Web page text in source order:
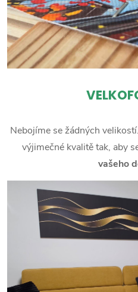
Nebojíme se žádných
výjimečné kvalitě tak, aby
vašeho